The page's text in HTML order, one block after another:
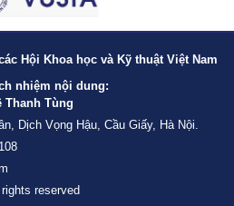
Hội Khoa học và Kỹ thuật Việt Nam
nhiệm nội dung:
Thanh Tùng
Dịch Vọng Hậu, Cầu Giấy, Hà Nội.
reserved